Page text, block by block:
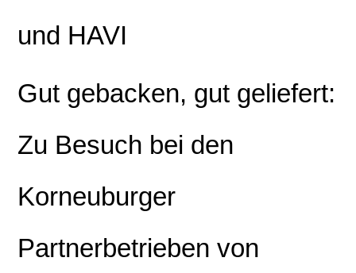
und HAVI
Gut gebacken, gut geliefert:
Zu Besuch bei den
Korneuburger
Partnerbetrieben von